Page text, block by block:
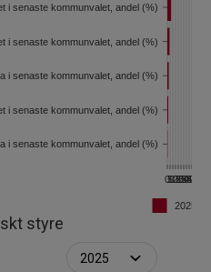
05
10
15
20
25
30
35
40
45
i senaste kommunvalet, andel (%)
i senaste kommunvalet, andel (%)
i senaste kommunvalet, andel (%)
i senaste kommunvalet, andel (%)
i senaste kommunvalet, andel (%)
2025
styre